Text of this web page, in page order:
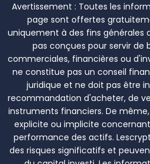
Avertissement : Toutes les
page sont offertes
uniquement à des fins générales
pas conçues pour servir de
commerciales, financières ou
ne constitue pas un conseil
juridique et ne doit pas être
recommandation d'acheter, de
instruments financiers. De
explicite ou implicite
performance des actifs.
des risques significatifs et